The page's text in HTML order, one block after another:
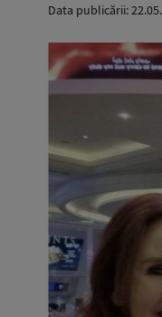
Data publicării: